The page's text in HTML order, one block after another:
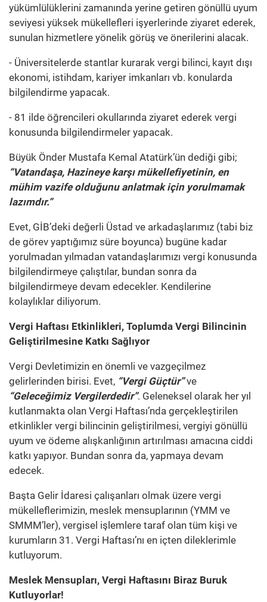
yükümlülüklerini zamanında yerine getiren gönüllü uyum
seviyesi yüksek mükellefleri işyerlerinde ziyaret ederek,
sunulan hizmetlere yönelik görüş ve önerilerini alacak.
- Üniversitelerde stantlar kurarak vergi bilinci, kayıt dışı
ekonomi, istihdam, kariyer imkanları vb. konularda
bilgilendirme yapacak.
- 81 ilde öğrencileri okullarında ziyaret ederek vergi
konusunda bilgilendirmeler yapacak.
Büyük Önder Mustafa Kemal Atatürk’ün dediği gibi;
“Vatandaşa, Hazineye karşı mükellefiyetinin, en
mühim vazife olduğunu anlatmak için yorulmamak
lazımdır.”
Evet, GİB’deki değerli Üstad ve arkadaşlarımız (tabi biz
de görev yaptığımız süre boyunca) bugüne kadar
yorulmadan yılmadan vatandaşlarımızı vergi konusunda
bilgilendirmeye çalıştılar, bundan sonra da
bilgilendirmeye devam edecekler. Kendilerine
kolaylıklar diliyorum.
Vergi Haftası Etkinlikleri, Toplumda Vergi Bilincinin
Geliştirilmesine Katkı Sağlıyor
Vergi Devletimizin en önemli ve vazgeçilmez
gelirlerinden birisi. Evet, “Vergi Güçtür”ve
“Geleceğimiz Vergilerdedir”. Geleneksel olarak her yıl
kutlanmakta olan Vergi Haftası’nda gerçekleştirilen
etkinlikler vergi bilincinin geliştirilmesi, vergiyi gönüllü
uyum ve ödeme alışkanlığının artırılması amacına ciddi
katkı yapıyor. Bundan sonra da, yapmaya devam
edecek.
Başta Gelir İdaresi çalışanları olmak üzere vergi
mükelleflerimizin, meslek mensuplarının (YMM ve
SMMM’ler), vergisel işlemlere taraf olan tüm kişi ve
kurumların 31. Vergi Haftası’nı en içten dileklerimle
kutluyorum.
Meslek Mensupları, Vergi Haftasını Biraz Buruk
Kutluyorlar!